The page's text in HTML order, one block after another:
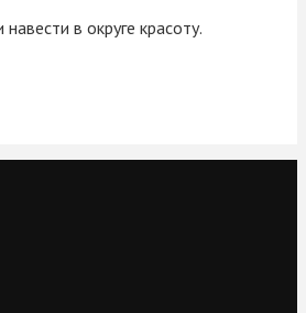
в округе красоту.